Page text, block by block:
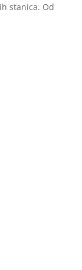
stanica. Od